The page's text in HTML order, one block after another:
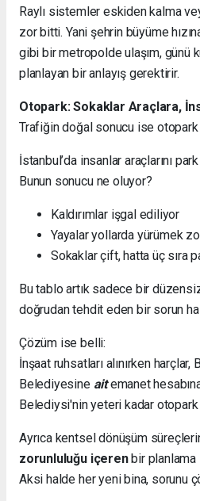
Raylı sistemler eskiden kalma
zor bitti. Yani şehrin büyüme
gibi bir metropolde ulaşım, günü
planlayan bir anlayış gerektirir.
Otopark: Sokaklar Araçlara,
Trafiğin doğal sonucu ise
İstanbul’da insanlar araçlarını
Bunun sonucu ne oluyor?
Kaldırımlar işgal ediliyor
Yayalar yollarda yürümek
Sokaklar çift, hatta üç sıra
Bu tablo artık sadece bir
doğrudan tehdit eden bir sorun
Çözüm ise belli:
İnşaat ruhsatları alınırken harçlar,
Belediyesine aitemanet
Belediysi'nin yeteri kadar
Ayrıca kentsel dönüşüm
zorunluluğu içerenbir planlama
Aksi halde her yeni bina, sorunu